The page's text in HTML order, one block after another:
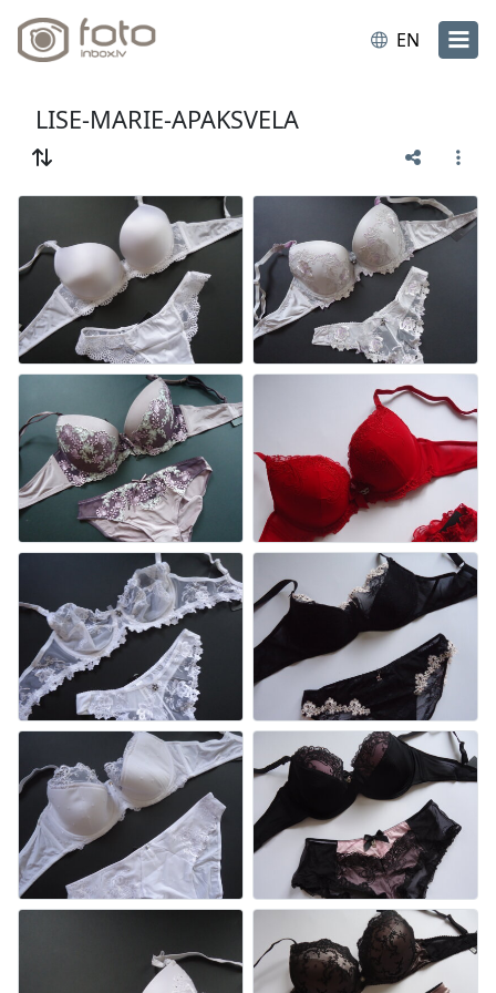
EN
LISE-MARIE-APAKSVELA